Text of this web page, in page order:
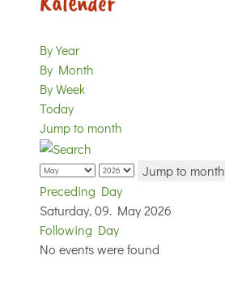
By Year
By Month
By Week
Today
Jump to month
Jump to month
Preceding Day
Saturday, 09. May 2026
Following Day
No events were found